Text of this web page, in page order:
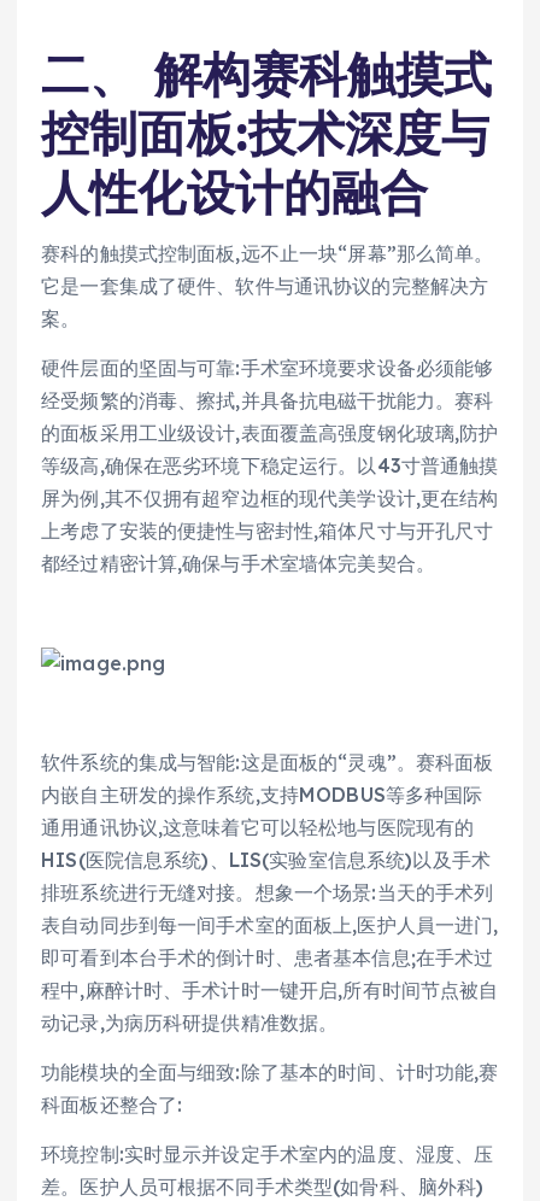
二、 解构赛科触摸式
控制面板:技术深度与
人性化设计的融合
赛科的触摸式控制面板,远不止一块“屏幕”那么简单。
它是一套集成了硬件、软件与通讯协议的完整解决方
案。
硬件层面的坚固与可靠:手术室环境要求设备必须能够
经受频繁的消毒、擦拭,并具备抗电磁干扰能力。赛科
的面板采用工业级设计,表面覆盖高强度钢化玻璃,防护
等级高,确保在恶劣环境下稳定运行。以43寸普通触摸
屏为例,其不仅拥有超窄边框的现代美学设计,更在结构
上考虑了安装的便捷性与密封性,箱体尺寸与开孔尺寸
都经过精密计算,确保与手术室墙体完美契合。
软件系统的集成与智能:这是面板的“灵魂”。赛科面板
内嵌自主研发的操作系统,支持MODBUS等多种国际
通用通讯协议,这意味着它可以轻松地与医院现有的
HIS(医院信息系统)、LIS(实验室信息系统)以及手术
排班系统进行无缝对接。想象一个场景:当天的手术列
表自动同步到每一间手术室的面板上,医护人員一进门,
即可看到本台手术的倒计时、患者基本信息;在手术过
程中,麻醉计时、手术计时一键开启,所有时间节点被自
动记录,为病历科研提供精准数据。
功能模块的全面与细致:除了基本的时间、计时功能,赛
科面板还整合了:
环境控制:实时显示并设定手术室内的温度、湿度、压
差。医护人员可根据不同手术类型(如骨科、脑外科)